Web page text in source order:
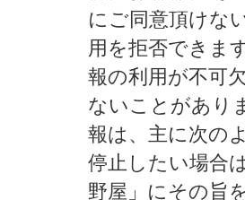
にご同意頂けな
用を拒否できま
報の利用が不可
ないことがあり
報は、主に次の
停止したい場合
野屋」にその旨